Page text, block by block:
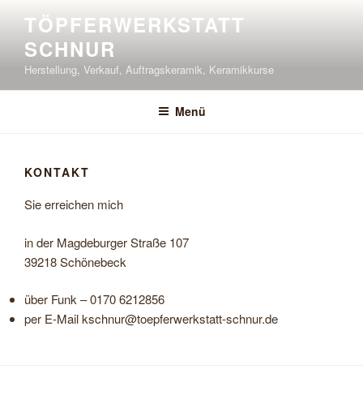
springen
TÖPFERWERKSTATT
SCHNUR
Herstellung, Verkauf, Auftragskeramik, Keramikkurse
Menü
KONTAKT
Sie erreichen mich
in der Magdeburger Straße 107
39218 Schönebeck
über Funk – 0170 6212856
per E-Mail kschnur@toepferwerkstatt-schnur.de